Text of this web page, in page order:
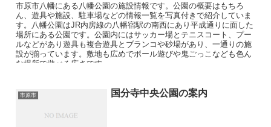
市原市八幡にある八幡公園の施設情報です。公園の概要はもちろ
ん、遊具や施設、駐車場などの情報一覧を写真付きで紹介していま
す。八幡公園はJR内房線の八幡宿駅の南西にあり平成通りに面した
場所にある公園です。公園内にはサッカー場とテニスコート、プー
ルなどがあり遊具も複合遊具とブランコや砂場があり、一通りの施
設が揃っています。敷地も広めでボール遊びや鬼ごっこなども色ん
な場所で遊べる広さです。
市原市 国分寺中央公園の案内